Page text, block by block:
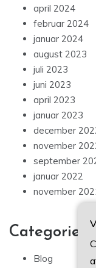
april 2024
februar 2024
januar 2024
august 2023
juli 2023
juni 2023
april 2023
januar 2023
december
november
september
januar 2022
november
Categories
Blog